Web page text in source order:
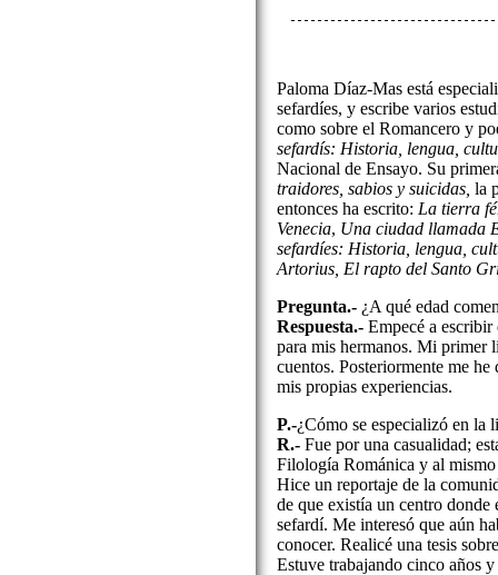
Paloma Díaz-Mas está
sefardíes, y escribe varios
como sobre el Romancero y
sefardís: Historia, lengua,
Nacional de Ensayo. Su
traidores, sabios y suicidas, la
entonces ha escrito: La tierra
Venecia, Una ciudad llamada
sefardíes: Historia, lengua,
Artorius, El rapto del Santo
Pregunta.- ¿A qué edad
Respuesta.- Empecé a escribir
para mis hermanos. Mi primer
cuentos. Posteriormente me
mis propias experiencias.
P.-¿Cómo se especializó en la
R.- Fue por una casualidad;
Filología Románica y al
Hice un reportaje de la
de que existía un centro donde
sefardí. Me interesó que aún
conocer. Realicé una tesis
Estuve trabajando cinco años